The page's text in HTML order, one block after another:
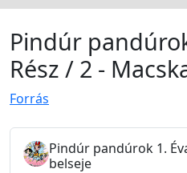
Pindúr
Rész / 2 -
Forrás
Pindúr pandúrok 1.
belseje